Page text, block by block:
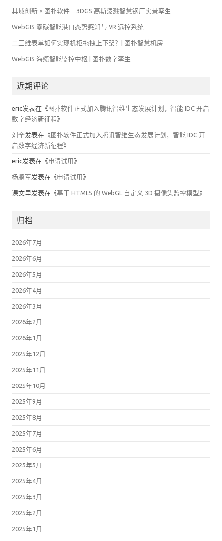
其域创新 × 图扑软件｜3DGS 高斯泼溅智慧钢厂实景孪生
WebGIS 零碳智能港口态势感知与 VR 远控系统
二三维表单如何实现机柜拖拽上下架？| 图扑智慧机房
WebGIS 海缆智能监控中枢 | 图扑数字孪生
近期评论
eric发表在《 图扑软件正式加入腾讯智维生态发展计划，智能 IDC 开启
数字经济新征程》
刘全发表在《 图扑软件正式加入腾讯智维生态发展计划，智能 IDC 开
启数字经济新征程》
eric发表在《申请试用 》
杨鹏军发表在《申请试用 》
课文里发表在《基于 HTML5 的 WebGL 自定义 3D 摄像头监控模型》
归档
2026年7月
2026年6月
2026年5月
2026年4月
2026年3月
2026年2月
2026年1月
2025年12月
2025年11月
2025年10月
2025年9月
2025年8月
2025年7月
2025年6月
2025年5月
2025年4月
2025年3月
2025年2月
2025年1月